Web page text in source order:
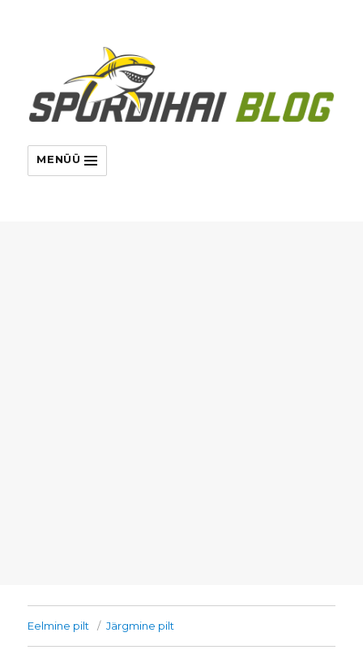
MENÜÜ
Eelmine pilt Järgmine pilt